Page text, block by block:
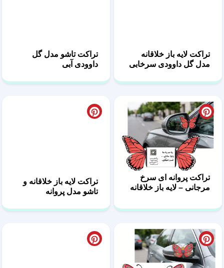
تراکت لایه باز خلاقانه
مدل گل داوودی سرخابی
تراکت تاشو مدل گل
داوودی آبی
تراکت پروانه ای سرخ
مرجانی – لایه باز خلاقانه
و تاشو
تاشو مدل پروانه
فیروزه‌ای